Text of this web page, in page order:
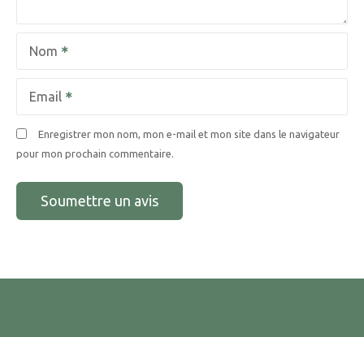
Nom
Email
Enregistrer mon nom, mon e-mail et mon site dans le navigateur
pour mon prochain commentaire.